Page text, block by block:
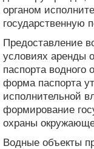
органом
государственную
Предоставление
условиях аренды
паспорта водного
форма паспорта
исполнительной
формирование
охраны
Водные объекты